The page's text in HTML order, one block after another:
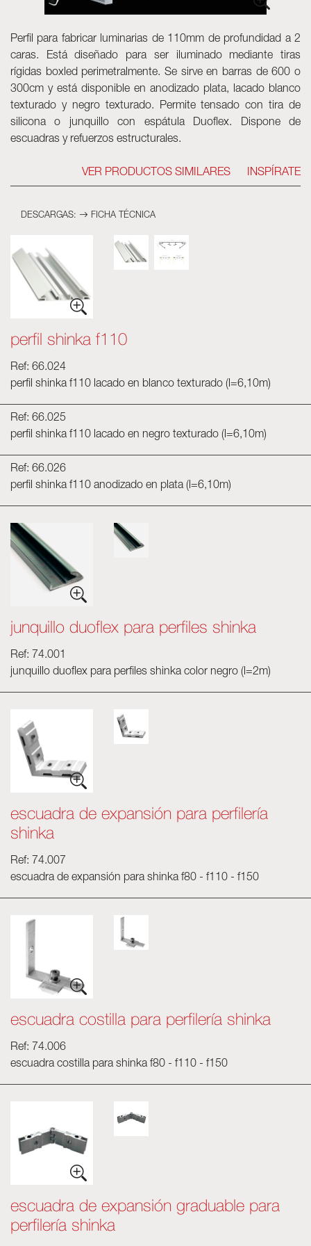
Luminarias
Skyled - Luminarias a medida
Neolight - Luminarias técnicas de diseño
Sistemas modulares lineales y curvos
Carril trifásico (230V)
Carril de 48V
Carril mini de 24V
Cajas de luz con frontal textil
Paneles luminosos y Plexiled
Perfil para fabricar luminarias de 110mm de profundidad a 2
caras. Está diseñado para ser iluminado mediante tiras
rígidas boxled perimetralmente. Se sirve en barras de 600 o
300cm y está disponible en anodizado plata, lacado blanco
texturado y negro texturado. Permite tensado con tira de
silicona o junquillo con espátula Duoflex. Dispone de
escuadras y refuerzos estructurales.
INSPÍRATE
VER PRODUCTOS SIMILARES
DESCARGAS: FICHA TÉCNICA
perfil shinka f110
Ref: 66.024
perfil shinka f110 lacado en blanco texturado (l=6,10m)
Ref: 66.025
perfil shinka f110 lacado en negro texturado (l=6,10m)
Ref: 66.026
perfil shinka f110 anodizado en plata (l=6,10m)
junquillo duoflex para perfiles shinka
Ref: 74.001
junquillo duoflex para perfiles shinka color negro (l=2m)
escuadra de expansión para perfilería
shinka
Ref: 74.007
escuadra de expansión para shinka f80 - f110 - f150
escuadra costilla para perfilería shinka
Ref: 74.006
escuadra costilla para shinka f80 - f110 - f150
escuadra de expansión graduable para
perfilería shinka